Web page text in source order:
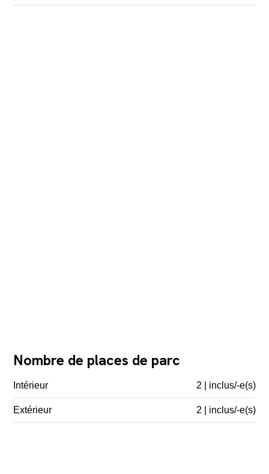
Nombre de places de parc
Intérieur 2 | inclus/-e(s)
Extérieur 2 | inclus/-e(s)